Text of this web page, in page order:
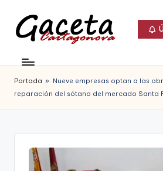
Saltar
contenido
c
e
t
Gaceta
Cartagonova,
La
que
Portada » Nueve empresas optan a las
reparación del sótano del mercado Santa